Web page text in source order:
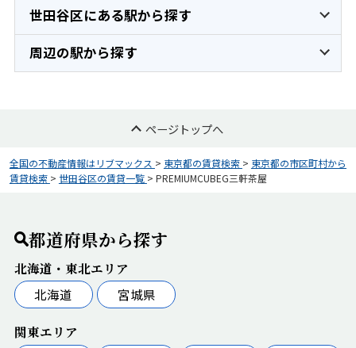
世田谷区にある駅から探す
周辺の駅から探す
ページトップへ
全国の不動産情報はリブマックス > 東京都の賃貸検索 > 東京都の市区町村から
賃貸検索 > 世田谷区の賃貸一覧 > PREMIUMCUBEG三軒茶屋
都道府県から探す
北海道・東北エリア
北海道
宮城県
関東エリア